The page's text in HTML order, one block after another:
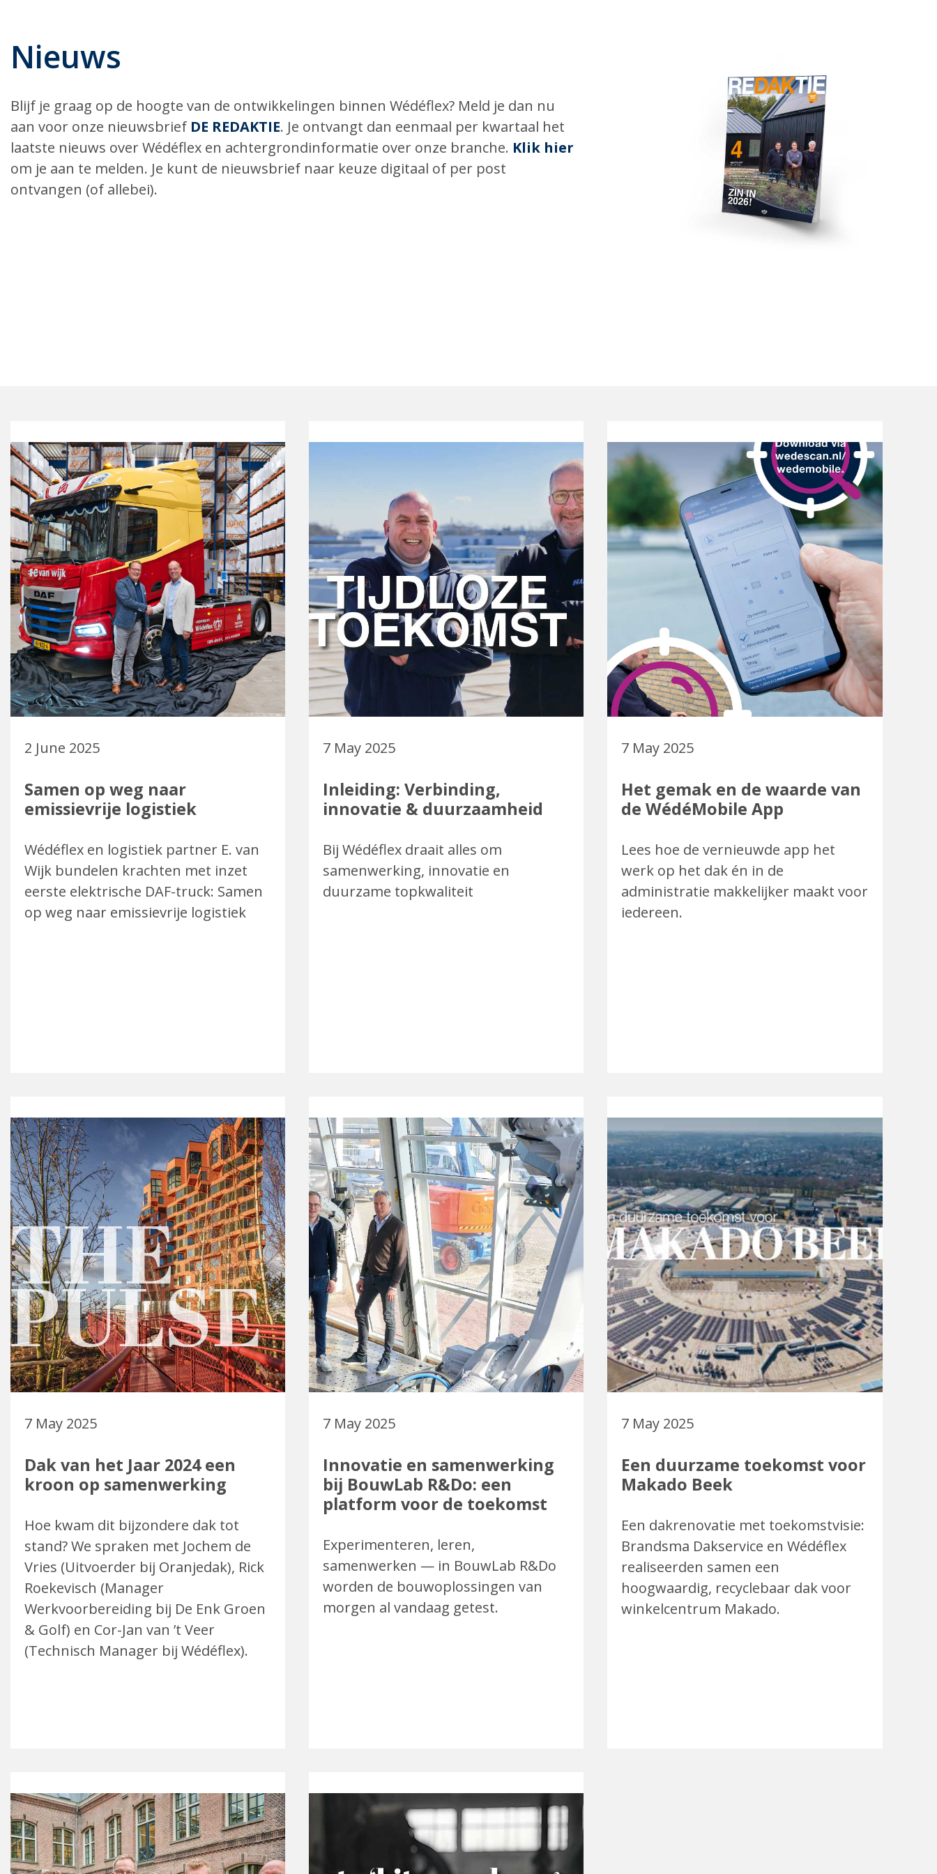
Nieuws
Blijf je graag op de hoogte van de ontwikkelingen binnen Wédéflex? Meld je dan nu
aan voor onze nieuwsbrief DE REDAKTIE. Je ontvangt dan eenmaal per kwartaal het
laatste nieuws over Wédéflex en achtergrondinformatie over onze branche. Klik hier
om je aan te melden. Je kunt de nieuwsbrief naar keuze digitaal of per post
ontvangen (of allebei).
2 June 2025
Samen op weg naar
emissievrije logistiek
Wédéflex en logistiek partner E. van
Wijk bundelen krachten met inzet
eerste elektrische DAF-truck: Samen
op weg naar emissievrije logistiek
7 May 2025
Inleiding: Verbinding,
innovatie & duurzaamheid
Bij Wédéflex draait alles om
samenwerking, innovatie en
duurzame topkwaliteit
7 May 2025
Het gemak en de waarde van
de WédéMobile App
Lees hoe de vernieuwde app het
werk op het dak én in de
administratie makkelijker maakt voor
iedereen.
7 May 2025
Dak van het Jaar 2024 een
kroon op samenwerking
Hoe kwam dit bijzondere dak tot
stand? We spraken met Jochem de
Vries (Uitvoerder bij Oranjedak), Rick
Roekevisch (Manager
Werkvoorbereiding bij De Enk Groen
& Golf) en Cor-Jan van ’t Veer
(Technisch Manager bij Wédéflex).
7 May 2025
Innovatie en samenwerking
bij BouwLab R&Do: een
platform voor de toekomst
Experimenteren, leren,
samenwerken — in BouwLab R&Do
worden de bouwoplossingen van
morgen al vandaag getest.
7 May 2025
Een duurzame toekomst voor
Makado Beek
Een dakrenovatie met toekomstvisie:
Brandsma Dakservice en Wédéflex
realiseerden samen een
hoogwaardig, recyclebaar dak voor
winkelcentrum Makado.